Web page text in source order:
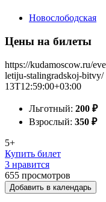
Новослободская
Цены на билеты
https://kudamoscow.ru/
letiju-stalingradskoj-bitvy/
13T12:59:00+03:00
Льготный: 200 ₽
Взрослый: 350 ₽
5+
Купить билет
3 нравится
655 просмотров
Добавить в календарь